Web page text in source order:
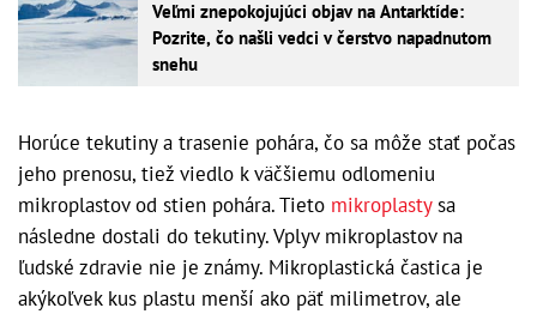
Veľmi znepokojujúci objav na Antarktíde:
Pozrite, čo našli vedci v čerstvo napadnutom
snehu
Horúce tekutiny a trasenie pohára, čo sa môže stať počas
jeho prenosu, tiež viedlo k väčšiemu odlomeniu
mikroplastov od stien pohára. Tieto mikroplastysa
následne dostali do tekutiny. Vplyv mikroplastov na
ľudské zdravie nie je známy. Mikroplastická častica je
akýkoľvek kus plastu menší ako päť milimetrov, ale